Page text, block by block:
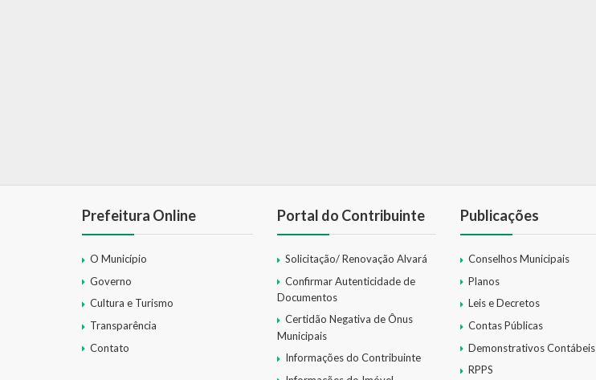
Prefeitura Online
O Município
Governo
Cultura e Turismo
Transparência
Contato
Portal do Contribuinte
Solicitação/ Renovação Alvará
Confirmar Autenticidade de
Documentos
Certidão Negativa de Ônus
Municipais
Informações do Contribuinte
Publicações
Conselhos Municipais
Planos
Leis e Decretos
Contas Públicas
Demonstrativos Contábeis
RPPS